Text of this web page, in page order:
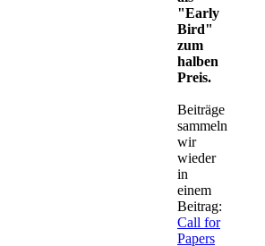
"Early
Bird"
zum
halben
Preis.
Beiträge
sammeln
wir
wieder
in
einem
Beitrag:
Call for
Papers